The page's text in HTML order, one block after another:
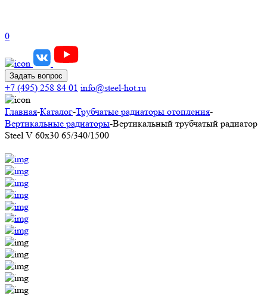
0
Задать вопрос
+7 (495) 258 84 01 info@steel-hot.ru
Главная-Каталог-Трубчатые радиаторы отопления-
Вертикальные радиаторы-Вертикальный трубчатый радиатор
Steel V 60х30 65/340/1500